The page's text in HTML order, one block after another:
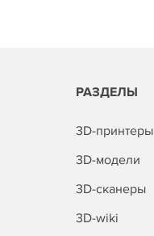
РАЗДЕЛЫ
3D-принтеры
3D-модели
3D-сканеры
3D-wiki